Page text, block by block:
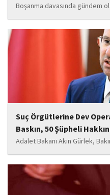
Boşanma davasında gündem
Yargıtay'a kadar taşındı.
konum göndermesini zorunlu
davada dikkat çeken bir karar
Suç Örgütlerine Dev
Baskın, 50 Şüpheli
Adalet Bakanı Akın Gürlek,
tarafından yürütülen
irtibat ve menfaat ilişkisi
aralarında kamu görevlilerinin
operasyon başlatıldığını...